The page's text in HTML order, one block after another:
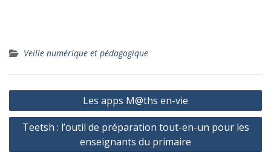
Veille numérique et pédagogique
Navigation
de
l’article
Les apps M@ths en-vie
Teetsh : l’outil de préparation tout-en-un pour les
enseignants du primaire